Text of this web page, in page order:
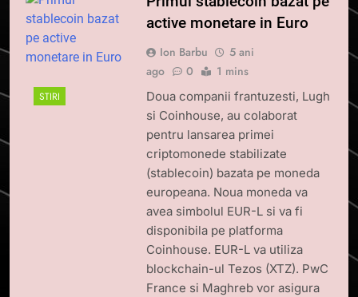
STIRI
active monetare in Euro
Ion Barbu
5 ani
ago
0 1 mins
Doua companii frantuzesti, Lugh
si Coinhouse, au colaborat
pentru lansarea primei
criptomonede stabilizate
(stablecoin) bazata pe moneda
europeana. Noua moneda va
avea simbolul EUR-L si va fi
disponibila pe platforma
Coinhouse. EUR-L va utiliza
blockchain-ul Tezos (XTZ). PwC
France si Maghreb vor asigura